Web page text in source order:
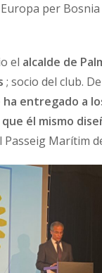
per
el alcalde de
; socio del club.
entregado a
él mismo
Passeig Marítim